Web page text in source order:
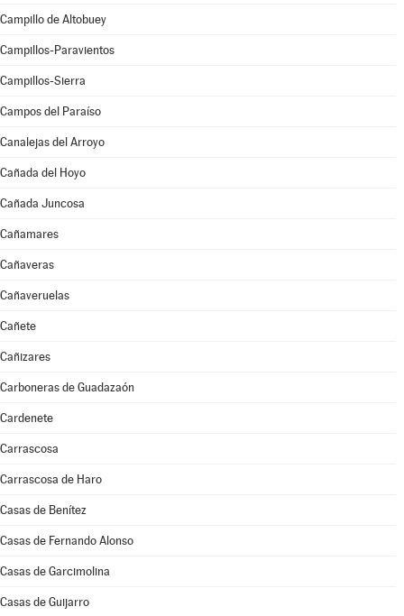
Campillo de Altobuey
Campillos-Paravientos
Campillos-Sierra
Campos del Paraíso
Canalejas del Arroyo
Cañada del Hoyo
Cañada Juncosa
Cañamares
Cañaveras
Cañaveruelas
Cañete
Cañizares
Carboneras de Guadazaón
Cardenete
Carrascosa
Carrascosa de Haro
Casas de Benítez
Casas de Fernando Alonso
Casas de Garcimolina
Casas de Guijarro